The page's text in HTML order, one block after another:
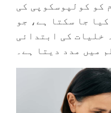
کو کولپوسکوپی کی
جا سکتا ہے، جو
خلیات کی ابتدائی
میں مدد دیتا ہے۔